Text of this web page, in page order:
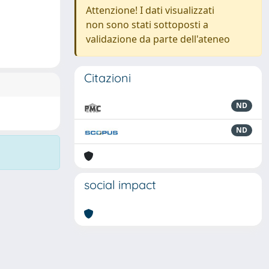
Attenzione! I dati visualizzati
non sono stati sottoposti a
validazione da parte dell'ateneo
Citazioni
ND
ND
social impact